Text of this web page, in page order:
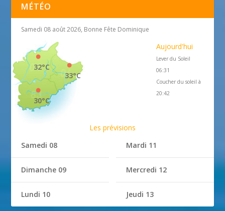
MÉTÉO
Samedi 08 août 2026, Bonne Fête Dominique
33°C
32°C
30°C
Aujourd'hui
Lever du Soleil
06:31
Coucher du soleil à
20:42
Les prévisions
Samedi 08
Dimanche 09
Lundi 10
Mardi 11
Mercredi 12
Jeudi 13